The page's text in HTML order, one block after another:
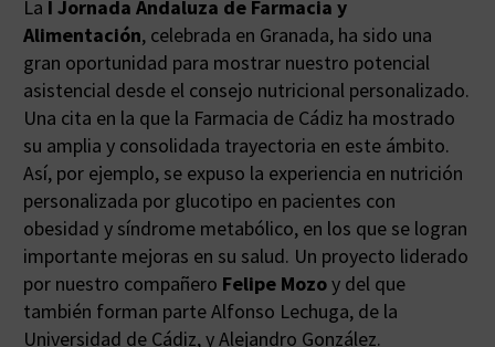
La I Jornada Andaluza de Farmacia y
Alimentación, celebrada en Granada, ha sido una
gran oportunidad para mostrar nuestro potencial
asistencial desde el consejo nutricional personalizado.
Una cita en la que la Farmacia de Cádiz ha mostrado
su amplia y consolidada trayectoria en este ámbito.
Así, por ejemplo, se expuso la experiencia en nutrición
personalizada por glucotipo en pacientes con
obesidad y síndrome metabólico, en los que se logran
importante mejoras en su salud. Un proyecto liderado
por nuestro compañero Felipe Mozoy del que
también forman parte Alfonso Lechuga, de la
Universidad de Cádiz, y Alejandro González.